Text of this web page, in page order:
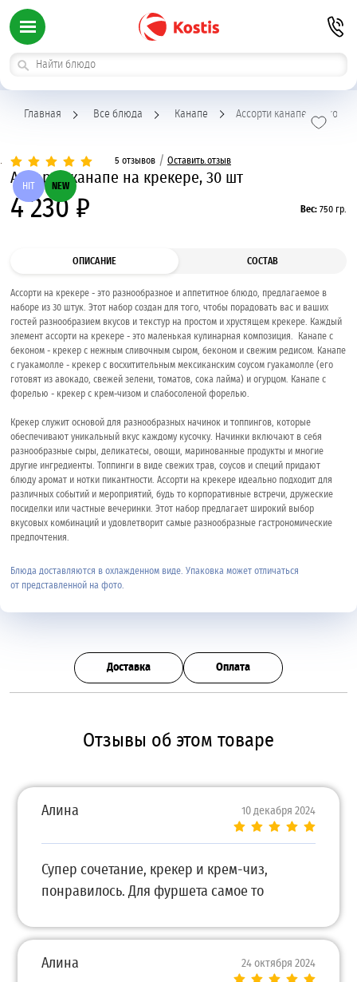
Главная Все блюда Канапе Ассорти канапе с
5 отзывов / Оставить отзыв
HIT NEW
Ассорти канапе на крекере, 30 шт
4 230 ₽ Вес: 750 гр.
ОПИСАНИЕ СОСТАВ
Ассорти на крекере - это разнообразное и аппетитное блюдо, предлагаемое в
наборе из 30 штук. Этот набор создан для того, чтобы порадовать вас и ваших
гостей разнообразием вкусов и текстур на простом и хрустящем крекере. Каждый
элемент ассорти на крекере - это маленькая кулинарная композиция. Канапе с
беконом - крекер с нежным сливочным сыром, беконом и свежим редисом. Канапе
с гуакамолле - крекер с восхитительным мексиканским соусом гуакамолле (его
готовят из авокадо, свежей зелени, томатов, сока лайма) и огурцом. Канапе с
форелью - крекер с крем-чизом и слабосоленой форелью.
Крекер служит основой для разнообразных начинок и топпингов, которые
обеспечивают уникальный вкус каждому кусочку. Начинки включают в себя
разнообразные сыры, деликатесы, овощи, маринованные продукты и многие
другие ингредиенты. Топпинги в виде свежих трав, соусов и специй придают
блюду аромат и нотки пикантности. Ассорти на крекере идеально подходит для
различных событий и мероприятий, будь то корпоративные встречи, дружеские
посиделки или частные вечеринки. Этот набор предлагает широкий выбор
вкусовых комбинаций и удовлетворит самые разнообразные гастрономические
предпочтения.
Блюда доставляются в охлажденном виде. Упаковка может отличаться
от представленной на фото.
Доставка Оплата
Отзывы об этом товаре
Алина 10 декабря 2024
Супер сочетание, крекер и крем-чиз,
понравилось. Для фуршета самое то
Алина 24 октября 2024